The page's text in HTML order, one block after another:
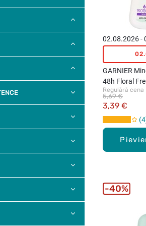
02.08.2026 -
GARNIER
48h Floral
rullītis, 50ml
Regulārā cena
3,39 €
5,69 €
4
40%